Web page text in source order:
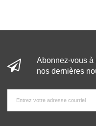
Abonnez-vous
nos dernières